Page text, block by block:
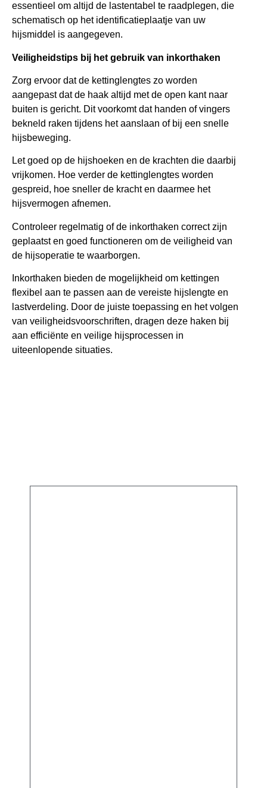
essentieel om altijd de lastentabel te raadplegen, die
schematisch op het identificatieplaatje van uw
hijsmiddel is aangegeven.
Veiligheidstips bij het gebruik van inkorthaken
Zorg ervoor dat de kettinglengtes zo worden
aangepast dat de haak altijd met de open kant naar
buiten is gericht. Dit voorkomt dat handen of vingers
bekneld raken tijdens het aanslaan of bij een snelle
hijsbeweging.
Let goed op de hijshoeken en de krachten die daarbij
vrijkomen. Hoe verder de kettinglengtes worden
gespreid, hoe sneller de kracht en daarmee het
hijsvermogen afnemen.
Controleer regelmatig of de inkorthaken correct zijn
geplaatst en goed functioneren om de veiligheid van
de hijsoperatie te waarborgen.
Inkorthaken bieden de mogelijkheid om kettingen
flexibel aan te passen aan de vereiste hijslengte en
lastverdeling. Door de juiste toepassing en het volgen
van veiligheidsvoorschriften, dragen deze haken bij
aan efficiënte en veilige hijsprocessen in
uiteenlopende situaties.